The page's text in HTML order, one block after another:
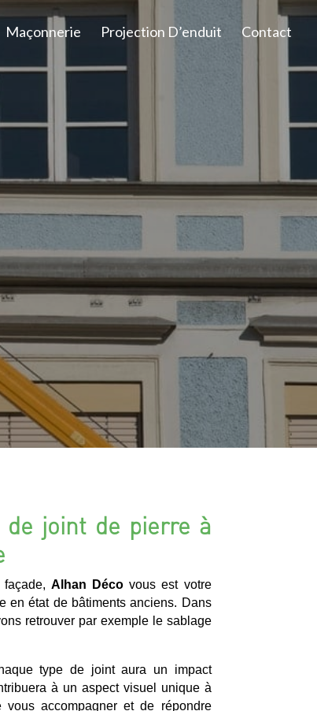
Maçonnerie Projection D’enduit Contact
de joint de pierre à
façade,Alhan Déco vous est votre
en état de bâtiments anciens. Dans
retrouver par exemple le sablage
type de joint aura un impact
à un aspect visuel unique à
accompagner et de répondre